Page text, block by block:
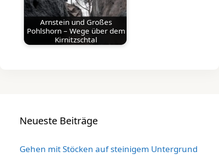
Arnstein und Großes
Pohlshorn – Wege über dem
Kirnitzschtal
Neueste Beiträge
Gehen mit Stöcken auf steinigem Untergrund